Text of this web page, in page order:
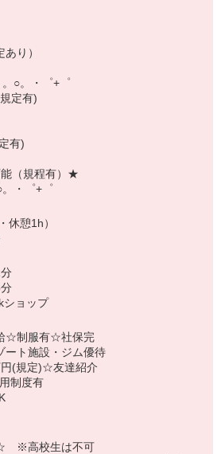
・ネイリスト・エステ
・個別指導塾・人材紹介
ニング・官公庁案件
ンタン面接OK！
ード対応。
相談ください！
ー)・KDDI/softbank(ソフトバンク)など
楽天モバイル、UQなど格安スマホまで幅
り）
。○。・゜+゜
定有)
有)
（規程有）★
。・゜+゜
休憩1h）
ショップ
☆制服有☆社保完
ト施設・ジム優待
(規定)☆友達紹介
制度有
※高校生は不可